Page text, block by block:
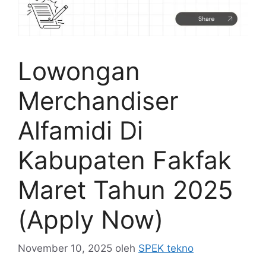
Lowongan
Merchandiser
Alfamidi Di
Kabupaten Fakfak
Maret Tahun 2025
(Apply Now)
November 10, 2025 oleh SPEK tekno